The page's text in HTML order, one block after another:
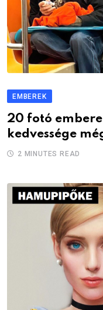
EMBEREK
20 fotó
kedvessége
2 MINUTES READ